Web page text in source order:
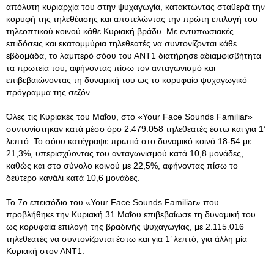
απόλυτη κυριαρχία του στην ψυχαγωγία, κατακτώντας σταθερά την
κορυφή της τηλεθέασης και αποτελώντας την πρώτη επιλογή του
τηλεοπτικού κοινού κάθε Κυριακή βράδυ. Με εντυπωσιακές
επιδόσεις και εκατομμύρια τηλεθεατές να συντονίζονται κάθε
εβδομάδα, το λαμπερό σόου του ΑΝΤ1 διατήρησε αδιαμφισβήτητα
τα πρωτεία του, αφήνοντας πίσω τον ανταγωνισμό και
επιβεβαιώνοντας τη δυναμική του ως το κορυφαίο ψυχαγωγικό
πρόγραμμα της σεζόν.
Όλες τις Κυριακές του Μαΐου, στο «Your Face Sounds Familiar»
συντονίστηκαν κατά μέσο όρο 2.479.058 τηλεθεατές έστω και για 1’
λεπτό. Το σόου κατέγραψε πρωτιά στο δυναμικό κοινό 18-54 με
21,3%, υπερισχύοντας του ανταγωνισμού κατά 10,8 μονάδες,
καθώς και στο σύνολο κοινού με 22,5%, αφήνοντας πίσω το
δεύτερο κανάλι κατά 10,6 μονάδες.
Το 7ο επεισόδιο του «Your Face Sounds Familiar» που
προβλήθηκε την Κυριακή 31 Μαΐου επιβεβαίωσε τη δυναμική του
ως κορυφαία επιλογή της βραδινής ψυχαγωγίας, με 2.115.016
τηλεθεατές να συντονίζονται έστω και για 1’ λεπτό, για άλλη μία
Κυριακή στον ΑΝΤ1.